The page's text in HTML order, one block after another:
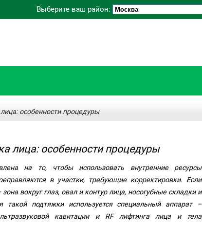
Выберите ваш район:
особенности процедуры
лица: особенности процедуры
на то, чтобы использовать внутренние ресурсы
в участки, требующие корректировки. Если
зона вокруг глаз, овал и контур лица, носогубные складки и
подтяжки используется специальный аппарат –
кавитации и RF лифтинга лица и тела